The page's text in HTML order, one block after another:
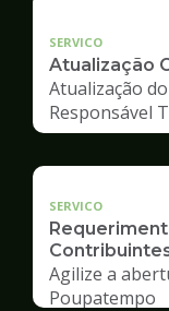
SERVICO
Atualização
Atualização
Responsável
SERVICO
Agilize a
Poupatempo